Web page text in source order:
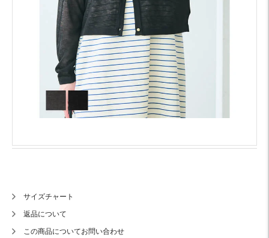
サイズチャート
返品について
この商品についてお問い合わせ